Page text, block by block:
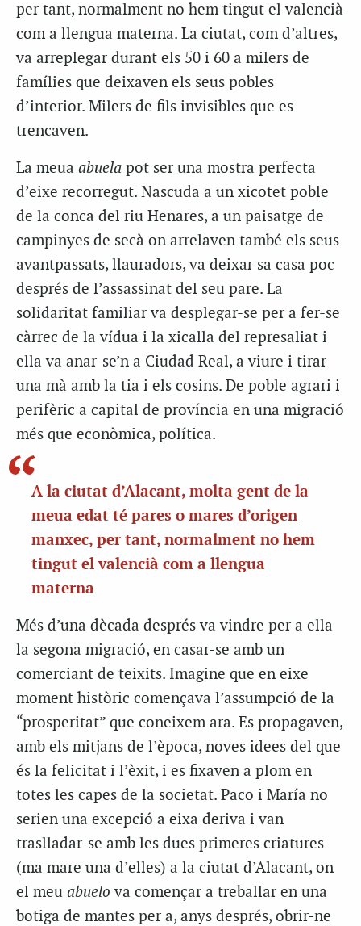
per tant, normalment no hem tingut el valencià
com a llengua materna. La ciutat, com d’altres,
va arreplegar durant els 50 i 60 a milers de
famílies que deixaven els seus pobles
d’interior. Milers de fils invisibles que es
trencaven.
La meua abuela pot ser una mostra perfecta
d’eixe recorregut. Nascuda a un xicotet poble
de la conca del riu Henares, a un paisatge de
campinyes de secà on arrelaven també els seus
avantpassats, llauradors, va deixar sa casa poc
després de l’assassinat del seu pare. La
solidaritat familiar va desplegar-se per a fer-se
càrrec de la vídua i la xicalla del represaliat i
ella va anar-se’n a Ciudad Real, a viure i tirar
una mà amb la tia i els cosins. De poble agrari i
perifèric a capital de província en una migració
més que econòmica, política.
A la ciutat d’Alacant, molta gent de la
meua edat té pares o mares d’origen
manxec, per tant, normalment no hem
tingut el valencià com a llengua
materna
Més d’una dècada després va vindre per a ella
la segona migració, en casar-se amb un
comerciant de teixits. Imagine que en eixe
moment històric començava l’assumpció de la
“prosperitat” que coneixem ara. Es propagaven,
amb els mitjans de l’època, noves idees del que
és la felicitat i l’èxit, i es fixaven a plom en
totes les capes de la societat. Paco i María no
serien una excepció a eixa deriva i van
traslladar-se amb les dues primeres criatures
(ma mare una d’elles) a la ciutat d’Alacant, on
el meu abuelo va començar a treballar en una
botiga de mantes per a, anys després, obrir-ne